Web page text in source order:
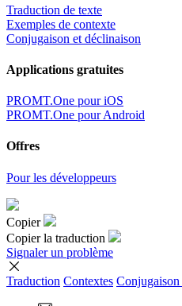
Traduction de texte
Exemples de contexte
Conjugaison et déclinaison
Applications gratuites
PROMT.One pour iOS
PROMT.One pour Android
Offres
Pour les développeurs
Copier
Copier la traduction
Signaler un problème
Traduction Contextes Conjugaison